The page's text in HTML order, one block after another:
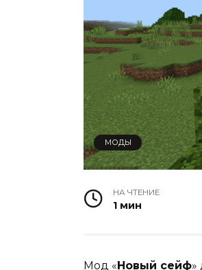
МОДЫ
НА ЧТЕНИЕ
1 мин
Мод «Новый сейф»